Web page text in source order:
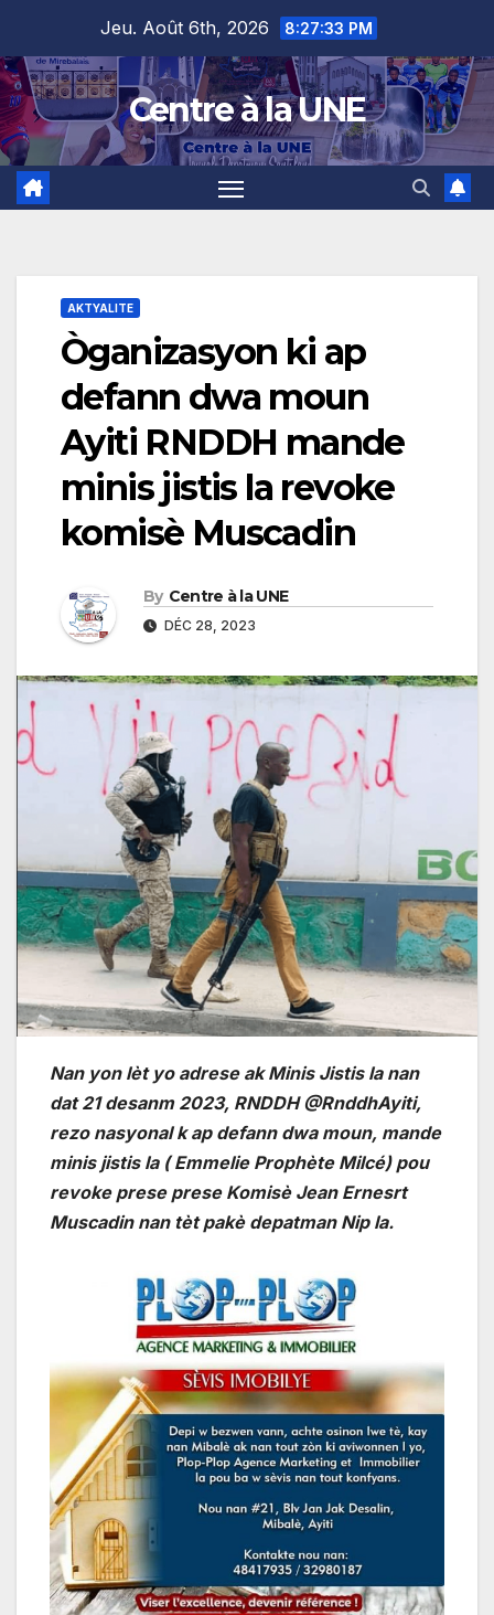
content
Jeu. Août 6th, 2026 8:27:34 PM
Centre à la UNE
AKTYALITE
Òganizasyon ki ap
defann dwa moun
Ayiti RNDDH mande
minis jistis la revoke
komisè Muscadin
By Centre à la UNE
DÉC 28, 2023
Nan yon lèt yo adrese ak Minis Jistis la nan
dat 21 desanm 2023, RNDDH @RnddhAyiti,
rezo nasyonal k ap defann dwa moun, mande
minis jistis la ( Emmelie Prophète Milcé) pou
revoke prese prese Komisè Jean Ernesrt
Muscadin nan tèt pakè depatman Nip la.